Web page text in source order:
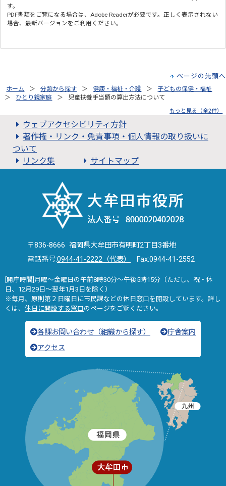
す。
PDF書類をご覧になる場合は、Adobe Readerが必要です。正しく表示されない
場合、最新バージョンをご利用ください。
ページの先頭へ
ホーム 分類から探す 健康・福祉・介護
子どもの保健・福祉
ひとり親家庭
児童扶養手当額の算出方法について
もっと見る（全2件）
ウェブアクセシビリティ方針
著作権・リンク・免責事項・個人情報の取り扱いに
ついて
リンク集
サイトマップ
〒836-8666 福岡県大牟田市有明町2丁目3番地
電話番号:0944-41-2222（代表） Fax:0944-41-2552
[開庁時間]月曜～金曜日の午前8時30分～午後5時15分（ただし、祝・休
日、12月29日～翌年1月3日を除く）
※毎月、原則第２日曜日に市民課などの休日窓口を開設しています。詳し
くは、 休日に開設する窓口のページをご覧ください。
各課お問い合わせ（組織から探す）
庁舎案内
アクセス